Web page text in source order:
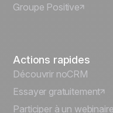
Deutsch
Groupe Positive
Actions rapides
Découvrir noCRM
Essayer gratuitement
Participer à un webinaire